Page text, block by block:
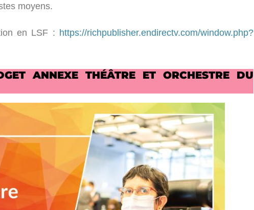
moyens.
en LSF : https://richpublisher.endirectv.com/window.php?
ANNEXE THÉÂTRE ET ORCHESTRE DU